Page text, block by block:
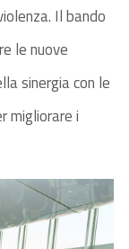
Il bando
le nuove
sinergia con le
migliorare i